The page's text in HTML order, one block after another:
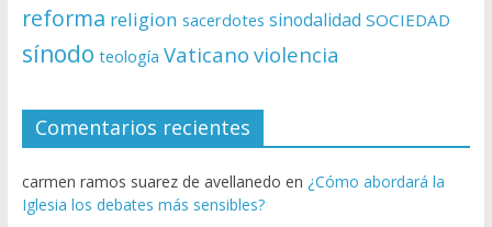
reforma religion sacerdotes sinodalidad SOCIEDAD
sínodo teología Vaticano violencia
Comentarios recientes
carmen ramos suarez de avellanedo en ¿Cómo abordará la
Iglesia los debates más sensibles?